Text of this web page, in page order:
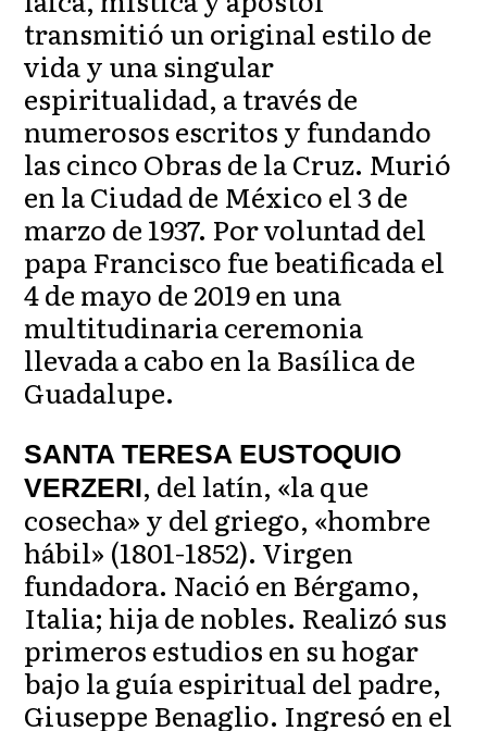
transmitió un original estilo de
vida y una singular
espiritualidad, a través de
numerosos escritos y fundando
las cinco Obras de la Cruz. Murió
en la Ciudad de México el 3 de
marzo de 1937. Por voluntad del
papa Francisco fue beatificada el
4 de mayo de 2019 en una
multitudinaria ceremonia
llevada a cabo en la Basílica de
Guadalupe.
SANTA TERESA EUSTOQUIO
VERZERI, del latín, «la que
cosecha» y del griego, «hombre
hábil» (1801-1852). Virgen
fundadora. Nació en Bérgamo,
Italia; hija de nobles. Realizó sus
primeros estudios en su hogar
bajo la guía espiritual del padre,
Giuseppe Benaglio. Ingresó en el